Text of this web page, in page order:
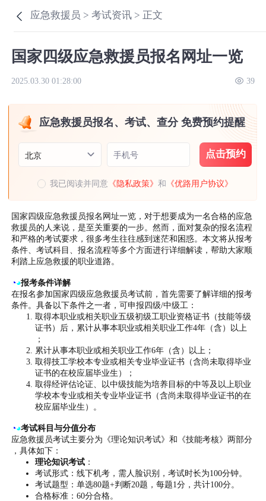
应急救援员 >考试资讯 > 正文
国家四级应急救援员报名网址一览
2025.03.30 01:28:00 39
应急救援员报名、考试、查分 免费预约提醒
北京 手机号 点击预约
我已阅读并同意 《隐私政策》和 《优路用户协议》
国家四级应急救援员报名网址一览，对于想要成为一名合格的应急
救援员的人来说，是至关重要的一步。然而，面对复杂的报名流程
和严格的考试要求，很多考生往往感到迷茫和困惑。本文将从报考
条件、考试科目、报名流程等多个方面进行详细解读，帮助大家顺
利踏上应急救援的职业道路。
◔◕报考条件详解
在报名参加国家四级应急救援员考试前，首先需要了解详细的报考
条件。具备以下条件之一者，可申报四级/中级工：
取得本职业或相关职业五级初级工职业资格证书（技能等级
证书）后，累计从事本职业或相关职业工作4年（含）以上
；
累计从事本职业或相关职业工作6年（含）以上；
取得技工学校本专业或相关专业毕业证书（含尚未取得毕业
证书的在校应届毕业生）；
取得经评估论证、以中级技能为培养目标的中等及以上职业
学校本专业或相关专业毕业证书（含尚未取得毕业证书的在
校应届毕业生）。
◔◕考试科目与分值分布
应急救援员考试主要分为《理论知识考试》和《技能考核》两部分
，具体如下：
理论知识考试 ：
考试形式：线下机考，需人脸识别，考试时长为100分钟。
考试题型：单选80题+判断20题，每题1分，共计100分。
合格标准：60分合格。